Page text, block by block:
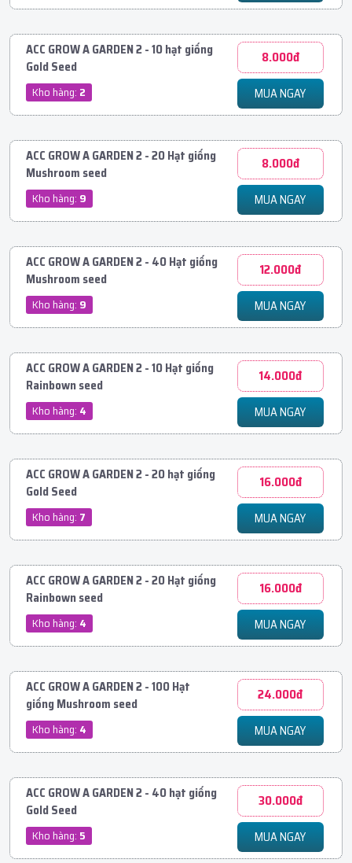
ACC GROW A GARDEN 2 - 10 hạt giống
Gold Seed
Kho hàng: 2
8.000đ
MUA NGAY
ACC GROW A GARDEN 2 - 20 Hạt giống
Mushroom seed
Kho hàng: 9
8.000đ
MUA NGAY
ACC GROW A GARDEN 2 - 40 Hạt giống
Mushroom seed
Kho hàng: 9
12.000đ
MUA NGAY
ACC GROW A GARDEN 2 - 10 Hạt giống
Rainbown seed
Kho hàng: 4
14.000đ
MUA NGAY
ACC GROW A GARDEN 2 - 20 hạt giống
Gold Seed
Kho hàng: 7
16.000đ
MUA NGAY
ACC GROW A GARDEN 2 - 20 Hạt giống
Rainbown seed
Kho hàng: 4
16.000đ
MUA NGAY
ACC GROW A GARDEN 2 - 100 Hạt
giống Mushroom seed
Kho hàng: 4
24.000đ
MUA NGAY
ACC GROW A GARDEN 2 - 40 hạt giống
Gold Seed
Kho hàng: 5
30.000đ
MUA NGAY